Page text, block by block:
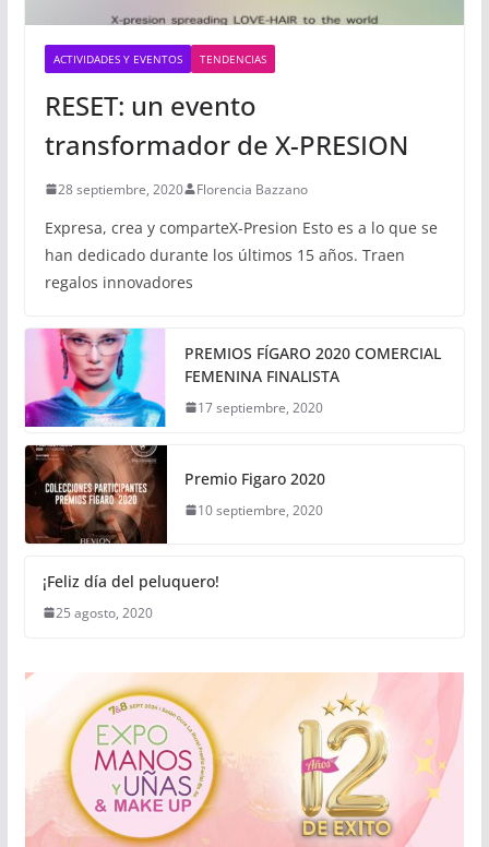
ACTIVIDADES Y EVENTOS TENDENCIAS
RESET: un evento
transformador de X-PRESION
28 septiembre, 2020 Florencia Bazzano
Expresa, crea y comparteX-Presion Esto es a lo que se
han dedicado durante los últimos 15 años. Traen
regalos innovadores
PREMIOS FÍGARO 2020 COMERCIAL
FEMENINA FINALISTA
17 septiembre, 2020
Premio Figaro 2020
10 septiembre, 2020
¡Feliz día del peluquero!
25 agosto, 2020